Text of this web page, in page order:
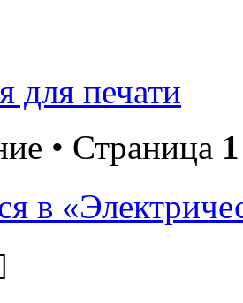
для печати
• Страница 1
в